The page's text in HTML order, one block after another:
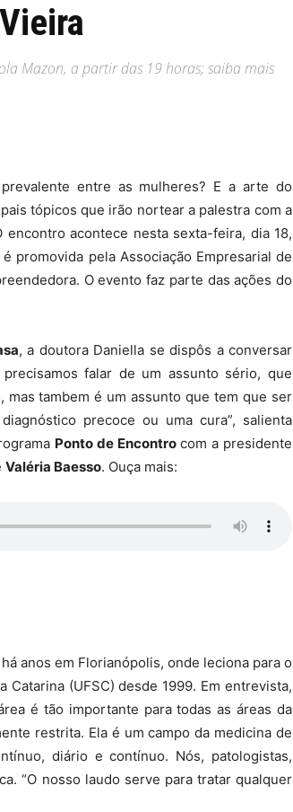
Mazon, a partir das 19 horas; saiba mais
entre as mulheres? E a arte do
tópicos que irão nortear a palestra com a
encontro acontece nesta sexta-feira, dia 18,
promovida pela Associação Empresarial de
O evento faz parte das ações do
, a doutora Daniella se dispôs a conversar
falar de um assunto sério, que
tambem é um assunto que tem que ser
precoce ou uma cura”, salienta
Ponto de Encontro com a presidente
Valéria Baesso. Ouça mais:
anos em Florianópolis, onde leciona para o
(UFSC) desde 1999. Em entrevista,
é tão importante para todas as áreas da
restrita. Ela é um campo da medicina de
diário e contínuo. Nós, patologistas,
“O nosso laudo serve para tratar qualquer